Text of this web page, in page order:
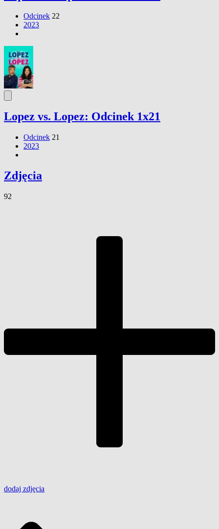
Odcinek 22
2023
Lopez vs. Lopez: Odcinek 1x21
Odcinek 21
2023
Zdjęcia
92
dodaj zdjęcia